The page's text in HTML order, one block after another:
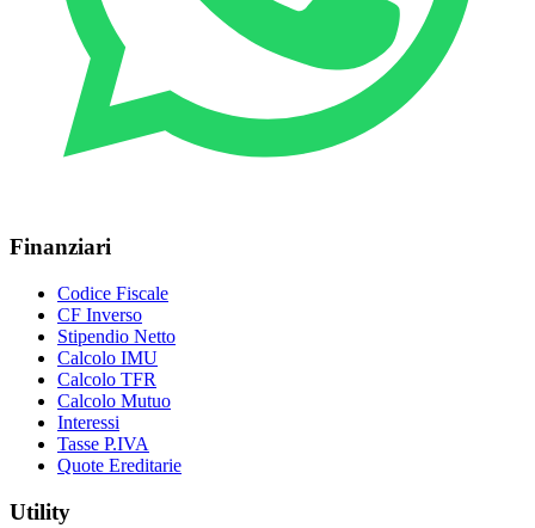
Finanziari
Codice Fiscale
CF Inverso
Stipendio Netto
Calcolo IMU
Calcolo TFR
Calcolo Mutuo
Interessi
Tasse P.IVA
Quote Ereditarie
Utility